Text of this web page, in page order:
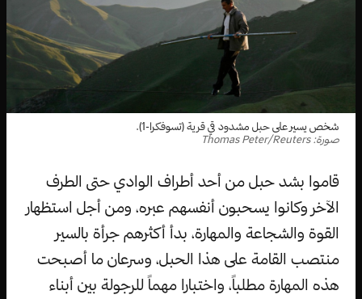
شخص يسير على حبل مشدود قي قرية (تسوفكرا-1).
صورة: Thomas Peter/Reuters
قاموا بشد حبل من أحد أطراف الوادي حتى الطرف
الآخر وكانوا يسحبون أنفسهم عبره، ومن أجل استظهار
القوة والشجاعة والمهارة، بدأ أكثرهم جرأة بالسير
منتصب القامة على هذا الحبل، وسرعان ما أصبحت
هذه المهارة مطلباً، واختبارا مهماً للرجولة بين أبناء